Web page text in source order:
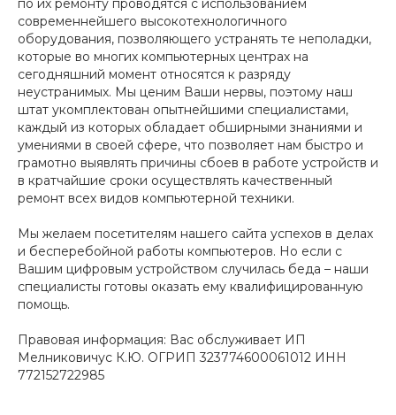
по их ремонту проводятся с использованием
современнейшего высокотехнологичного
оборудования, позволяющего устранять те неполадки,
которые во многих компьютерных центрах на
сегодняшний момент относятся к разряду
неустранимых. Мы ценим Ваши нервы, поэтому наш
штат укомплектован опытнейшими специалистами,
каждый из которых обладает обширными знаниями и
умениями в своей сфере, что позволяет нам быстро и
грамотно выявлять причины сбоев в работе устройств и
в кратчайшие сроки осуществлять качественный
ремонт всех видов компьютерной техники.
Мы желаем посетителям нашего сайта успехов в делах
и бесперебойной работы компьютеров. Но если с
Вашим цифровым устройством случилась беда – наши
специалисты готовы оказать ему квалифицированную
помощь.
Правовая информация: Вас обслуживает ИП
Мелниковичус К.Ю. ОГРИП 323774600061012 ИНН
772152722985